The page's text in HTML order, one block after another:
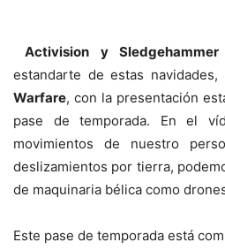
Activision y Sledgehammer
estandarte de estas navidades,
Warfare, con la presentación
pase de temporada. En el
movimientos de nuestro
deslizamientos por tierra,
de maquinaria bélica como
Este pase de temporada está